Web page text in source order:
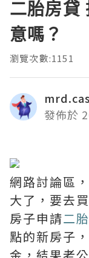
二胎房貸
意嗎？
瀏覽次數:1151
發佈於
網路討論區
大了，要去
房子申請二
點的新房子